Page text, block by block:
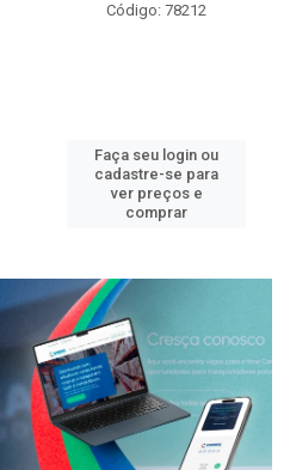
Código: 78212
Faça seu login ou
cadastre-se para
ver preços e
comprar